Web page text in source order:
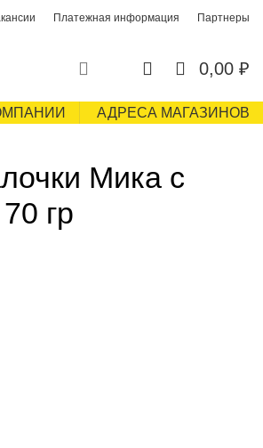
Платежная информация Партнеры
0,00 ₽
АДРЕСА МАГАЗИНОВ
Мика с
гр